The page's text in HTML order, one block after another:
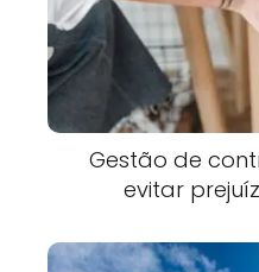
Gestão de
evitar